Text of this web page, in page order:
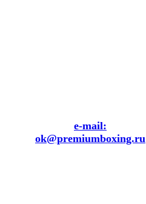
e-mail:
ok@premiumboxing.ru